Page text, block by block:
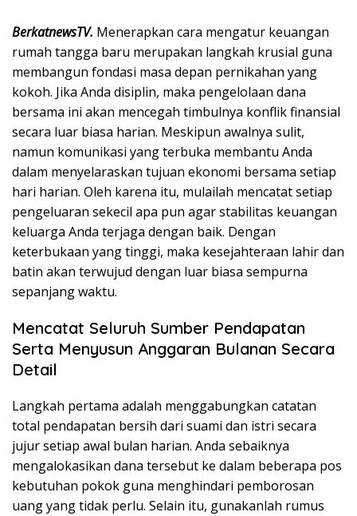
BerkatnewsTV. Menerapkan cara mengatur keuangan
rumah tangga baru merupakan langkah krusial guna
membangun fondasi masa depan pernikahan yang
kokoh. Jika Anda disiplin, maka pengelolaan dana
bersama ini akan mencegah timbulnya konflik finansial
secara luar biasa harian. Meskipun awalnya sulit,
namun komunikasi yang terbuka membantu Anda
dalam menyelaraskan tujuan ekonomi bersama setiap
hari harian. Oleh karena itu, mulailah mencatat setiap
pengeluaran sekecil apa pun agar stabilitas keuangan
keluarga Anda terjaga dengan baik. Dengan
keterbukaan yang tinggi, maka kesejahteraan lahir dan
batin akan terwujud dengan luar biasa sempurna
sepanjang waktu.
Mencatat Seluruh Sumber Pendapatan
Serta Menyusun Anggaran Bulanan Secara
Detail
Langkah pertama adalah menggabungkan catatan
total pendapatan bersih dari suami dan istri secara
jujur setiap awal bulan harian. Anda sebaiknya
mengalokasikan dana tersebut ke dalam beberapa pos
kebutuhan pokok guna menghindari pemborosan
uang yang tidak perlu. Selain itu, gunakanlah rumus